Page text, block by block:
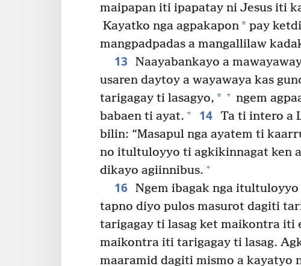
maipapan iti ipapatay ni Jesus iti
Kayatko nga agpakapon* pay
mangpadpadas a mangallilaw
13
Naayabankayo a
usaren daytoy a wayawaya kas
tarigagay ti lasagyo, * + ngem
babaen ti ayat. + 14 Ta ti intero a
bilin: “Masapul nga ayatem ti
no itultuloyyo ti agkikinnagat ken
dikayo agiinnibus. +
16 Ngem ibagak nga
tapno diyo pulos masurot dagiti
tarigagay ti lasag ket maikontra
maikontra iti tarigagay ti lasag.
maaramid dagiti mismo a kayatyo